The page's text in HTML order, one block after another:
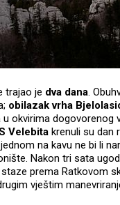
trajao je dva dana.
obilazak vrha
okvirima dogovorenog
Velebita krenuli su dan
na kavu ne bi li
Nakon tri sata
prema Ratkovom
vještim